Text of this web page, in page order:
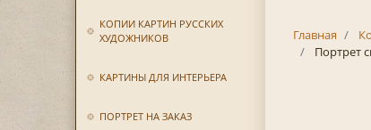
КОПИИ КАРТИН РУССКИХ
ХУДОЖНИКОВ
КАРТИНЫ ДЛЯ ИНТЕРЬЕРА
ПОРТРЕТ НА ЗАКАЗ
Главная
Портрет